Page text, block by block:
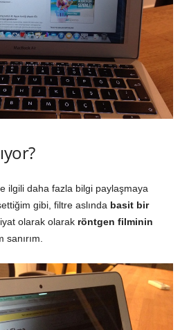
ilgili daha fazla bilgi paylaşmaya
gibi, filtre aslında basit bir
olarak olarak röntgen filminin
sanırım.